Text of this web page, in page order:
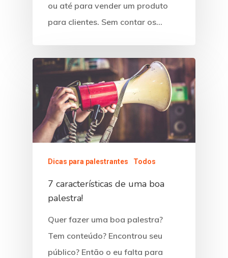
ou até para vender um produto
para clientes. Sem contar os…
Dicas para palestrantes Todos
7 características de uma boa
palestra!
Quer fazer uma boa palestra?
Tem conteúdo? Encontrou seu
público? Então o eu falta para